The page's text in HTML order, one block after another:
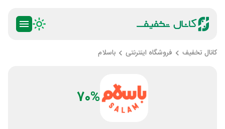
کانال تخفیف فروشگاه اینترنتی باسلام
70%